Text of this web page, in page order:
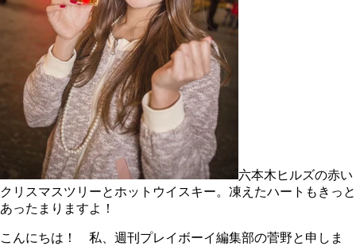
六本木ヒルズの赤い
クリスマスツリーとホットウイスキー。凍えたハートもきっと
あったまりますよ！
こんにちは！ 私、週刊プレイボーイ編集部の菅野と申しま